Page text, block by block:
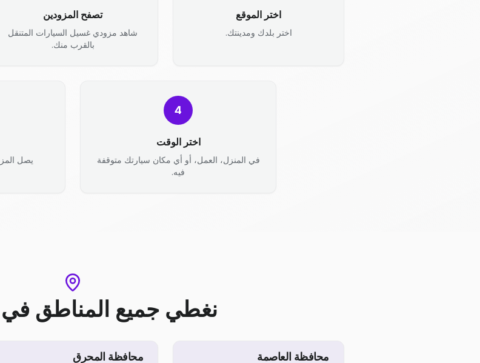
اختر الموقع
اختر بلدك ومدينتك.
تصفح المزودين
شاهد مزودي غسيل السيارات المتنقل
بالقرب منك.
4
اختر الوقت
في المنزل، العمل، أو أي مكان سيارتك متوقفة
فيه.
يصل
نغطي جميع المناطق في
محافظة العاصمة محافظة المحرق